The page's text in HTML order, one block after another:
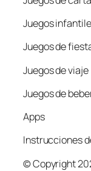
Juegos
Juegos de
Juegos de viaje
Juegos de
Apps
Instrucciones
© Copyright